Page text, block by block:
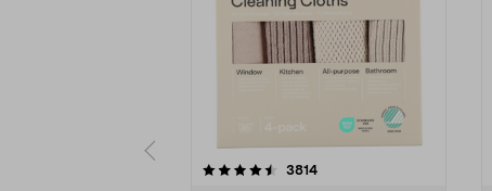
3814arvostelut
4.5viidestä